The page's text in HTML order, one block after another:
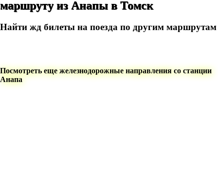
маршруту из Анапы в Томск
Найти жд билеты на поезда по другим маршрутам
Посмотреть еще железнодорожные направления со станции
Анапа